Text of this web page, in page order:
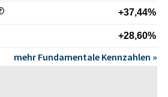
+37,44%
+28,60%
mehr Fundamentale Kennzahlen »